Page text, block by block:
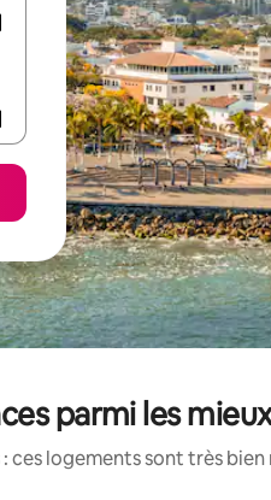
parmi les
: ces logements sont très